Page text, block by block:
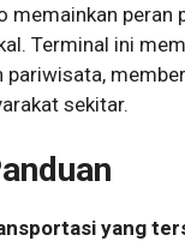
memainkan peran
Terminal ini
pariwisata,
sekitar.
yang